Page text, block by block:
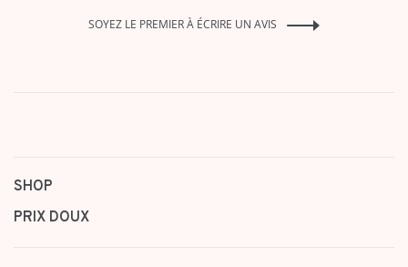
SOYEZ LE PREMIER À ÉCRIRE UN AVIS
SHOP
PRIX DOUX